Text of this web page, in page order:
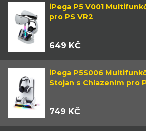
iPega P5 V001
pro PS VR2
649 KČ
iPega P5S006
Stojan s Chlazením pro
749 KČ